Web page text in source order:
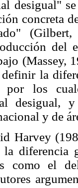
desigual"
concreta
del
(Massey,
la
por los
desigual,
y de
Harvey
diferencia
como el